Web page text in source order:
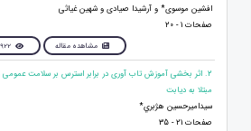
افشین موسوی* و آرشیدا صیادی و شهین غیاثی
صفحات 1 - 20
مشاهده مقاله 922 بازدید
2. اثر بخشی آموزش تاب آوری در برابر استرس بر سلامت عمومی
مبتلا به دیابت
سيداميرحسين هژبري*
صفحات 21 - 35